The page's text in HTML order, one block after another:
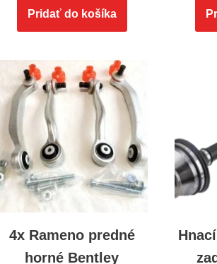
Pridať do košíka
4x Rameno predné
horné Bentley